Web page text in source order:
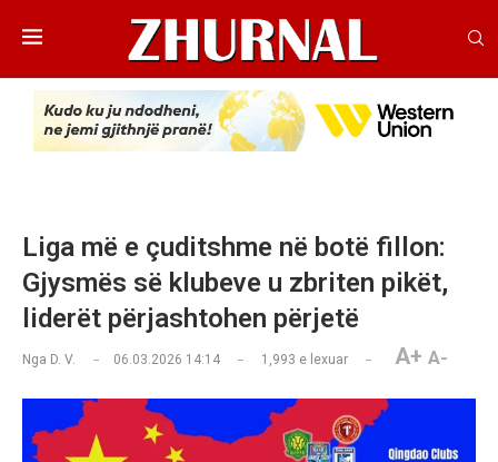
Liga më e çuditshme në botë fillon:
Gjysmës së klubeve u zbriten pikët,
liderët përjashtohen përjetë
Nga D. V. 06.03.2026 14:14 1,993 e lexuar A+ A-